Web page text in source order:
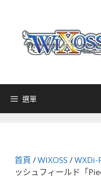
選單
首頁 /WIXOSS /WXDi-
ッシュフィールド「